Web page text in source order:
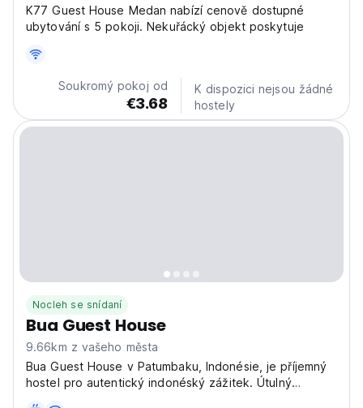
K77 Guest House Medan nabízí cenově dostupné
ubytování s 5 pokoji. Nekuřácký objekt poskytuje
Soukromý pokoj od
€3.68
K dispozici nejsou žádné
hostely
Nocleh se snídaní
Bua Guest House
9.66km z vašeho města
Bua Guest House v Patumbaku, Indonésie, je příjemný
hostel pro autentický indonéský zážitek. Útulný